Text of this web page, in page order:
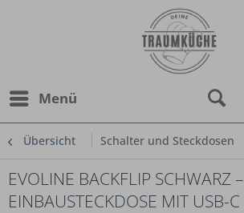
Menü
Übersicht Schalter und Steckdosen
EVOLINE BACKFLIP SCHWARZ –
EINBAUSTECKDOSE MIT USB-C